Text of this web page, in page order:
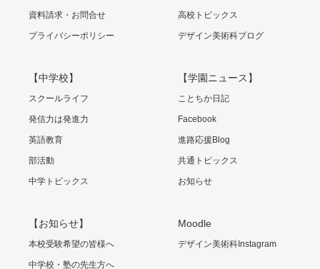
資料請求・お問合せ
プライバシーポリシー
高校トピックス
デザイン美術科ブログ
【中学校】
スクールライフ
発信力は発進力
英語教育
部活動
中学トピックス
【学園ニュース】
ことちか日記
Facebook
進路応援Blog
共通トピックス
お知らせ
【お知らせ】
本校受験希望の皆様へ
中学校・塾の先生方へ
Moodle
デザイン美術科Instagram